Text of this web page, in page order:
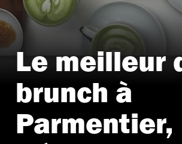
© ZT
Le meilleur
brunch à
Parmentier,